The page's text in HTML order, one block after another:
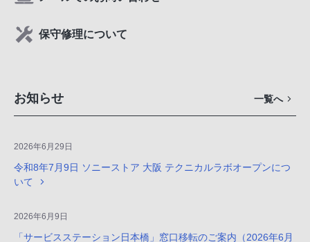
保守修理について
お知らせ 一覧へ
2026年6月29日
令和8年7月9日 ソニーストア 大阪 テクニカルラボオープンにつ
いて
2026年6月9日
「サービスステーション日本橋」窓口移転のご案内（2026年6月